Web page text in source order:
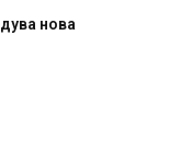
ресторан